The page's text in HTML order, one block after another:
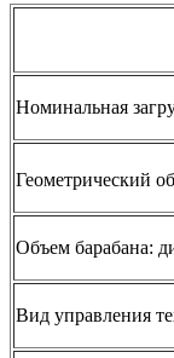
Номинальная
Геометрический
Объем барабана:
Вид управления